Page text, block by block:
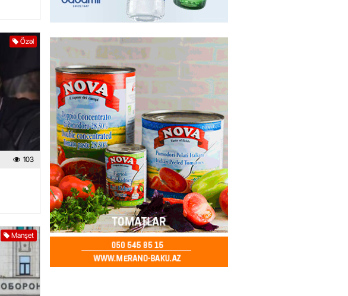
Özəl
103
Manşet
ÖZƏL
Azərbaycanda Media və Yayım Şurası
07.08.2026- 13:00
GÜNDƏM
Aytən Abdullayevaya yüksək vəzifə
verildi
07.08.2026- 12:45 101
GÜNDƏM
Paşinyan İssık-Kul gölündən gəzinti
videosunu paylaşıb
07.08.2026- 12:30 78
Sabunçu rayonunda 70 min manat